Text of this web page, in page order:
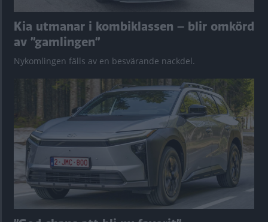
Kia utmanar i kombiklassen – blir omkörd
av ”gamlingen”
Nykomlingen fälls av en besvärande nackdel.